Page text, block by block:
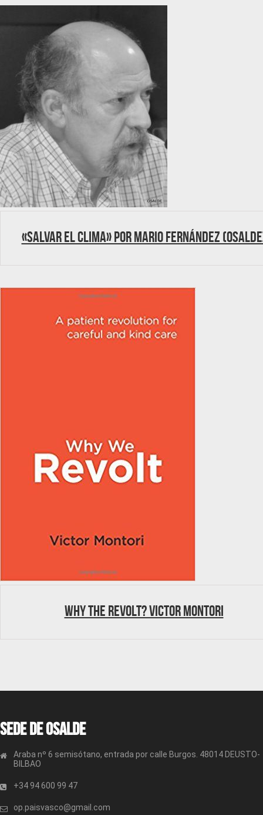
«Salvar el clima» por Mario Fernández
Why the revolt? Victor Montori
Sede de OSALDE
Araba nº 6 semisótano, entrada por calle Burgos. 48014 DEUSTO-
BILBAO
+34 94 600 99 47
op.paisvasco@gmail.com